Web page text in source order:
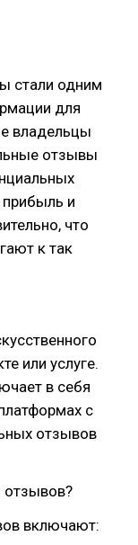
стали одним
для
владельцы
отзывы
прибыль и
что
к так
или услуге.
в себя
с
отзывов
отзывов?
включают: